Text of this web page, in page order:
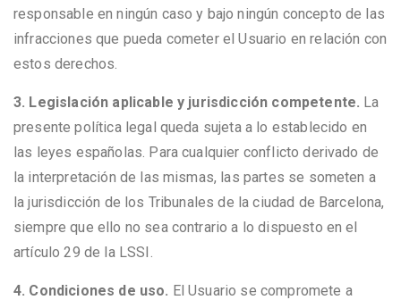
responsable en ningún caso y bajo ningún concepto de las
infracciones que pueda cometer el Usuario en relación con
estos derechos.
3. Legislación aplicable y jurisdicción competente. La
presente política legal queda sujeta a lo establecido en
las leyes españolas. Para cualquier conflicto derivado de
la interpretación de las mismas, las partes se someten a
la jurisdicción de los Tribunales de la ciudad de Barcelona,
siempre que ello no sea contrario a lo dispuesto en el
artículo 29 de la LSSI.
4. Condiciones de uso. El Usuario se compromete a